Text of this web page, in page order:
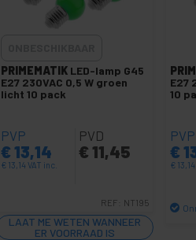
PRIMEMATIK LED-lamp G45
E27 230VAC 0,5 W groen
licht 10 pack
PVP
€ 13,14
€ 13,14 VAT inc.
PVD
€ 11,45
REF: NT195
LAAT ME WETEN WANNEER
ER VOORRAAD IS
E27
10
PVP
€
€ 13,14